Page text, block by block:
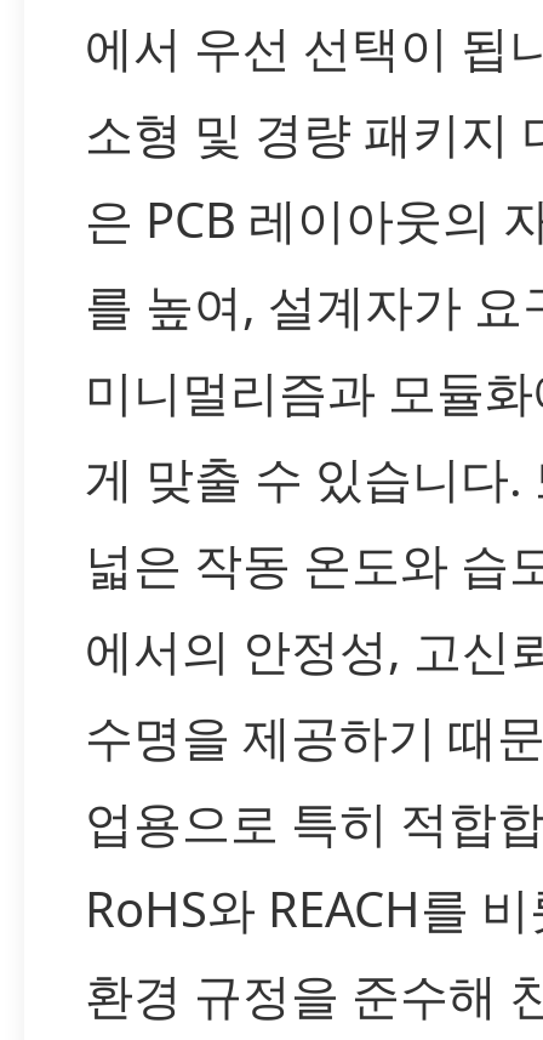
에서 우선 선택이 됩
소형 및 경량 패키지
은 PCB 레이아웃의
를 높여, 설계자가 요
미니멀리즘과 모듈
게 맞출 수 있습니다.
넓은 작동 온도와 습
에서의 안정성, 고신
수명을 제공하기 때
업용으로 특히 적합
RoHS와 REACH를
환경 규정을 준수해